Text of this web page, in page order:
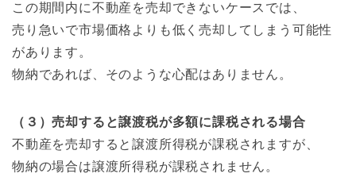
この期間内に不動産を売却できないケースでは、
売り急いで市場価格よりも低く売却してしまう可能性
があります。
物納であれば、そのような心配はありません。
（３）売却すると譲渡税が多額に課税される場合
不動産を売却すると譲渡所得税が課税されますが、
物納の場合は譲渡所得税が課税されません。